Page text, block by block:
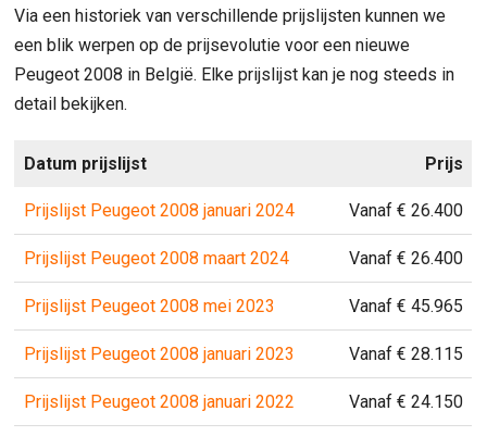
Via een historiek van verschillende prijslijsten kunnen we
een blik werpen op de prijsevolutie voor een nieuwe
Peugeot 2008 in België. Elke prijslijst kan je nog steeds in
detail bekijken.
Datum prijslijst Prijs
Prijslijst Peugeot 2008 januari 2024 Vanaf € 26.400
Prijslijst Peugeot 2008 maart 2024 Vanaf € 26.400
Prijslijst Peugeot 2008 mei 2023 Vanaf € 45.965
Prijslijst Peugeot 2008 januari 2023 Vanaf € 28.115
Prijslijst Peugeot 2008 januari 2022 Vanaf € 24.150